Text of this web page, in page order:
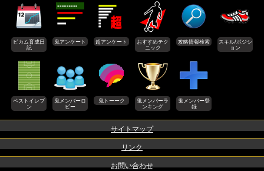
ビカム育成日
記
鬼アンケート 超アンケート
おすすめテク
ニック
攻略情報検索
スキル/ポジシ
ョン
ベストイレブ
ン
鬼メンバーロ
ビー
鬼トーーク
鬼メンバーラ
ンキング
鬼メンバー登
録
サイトマップ
リンク
お問い合わせ